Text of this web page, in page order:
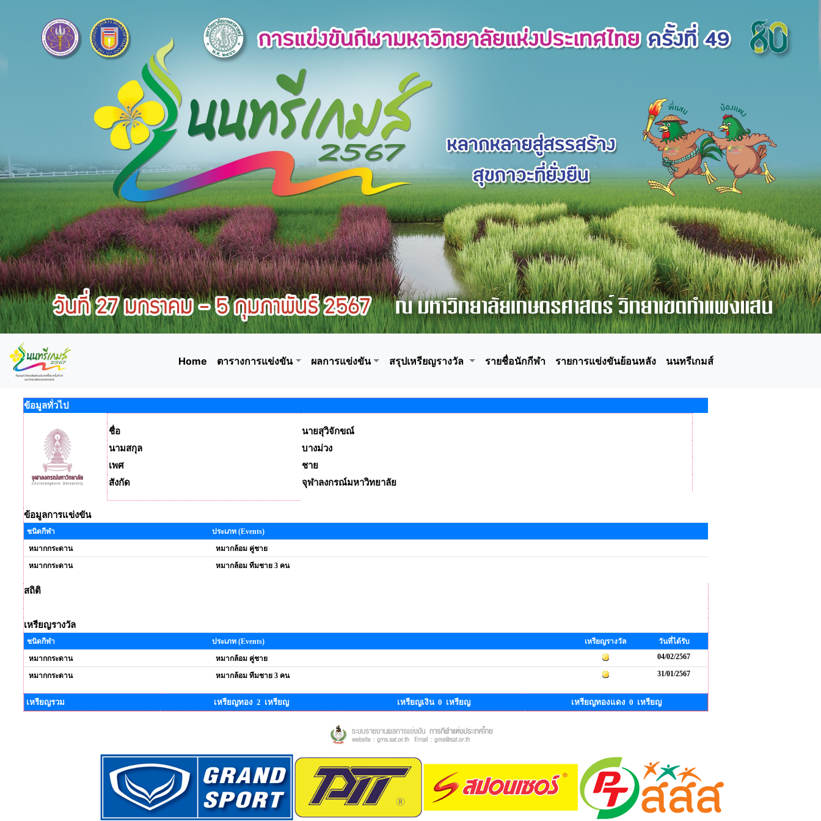
Home ตารางการแข่งขัน ผลการแข่งขัน สรุปเหรียญรางวัล รายชื่อนักกีฬา รายการแข่งขันย้อนหลัง นนทรีเกมส์
ข้อมูลทั่วไป
ชื่อ
นายสุวิจักขณ์
นามสกุล
บางม่วง
เพศ
ชาย
สังกัด
จุฬาลงกรณ์มหาวิทยาลัย
ข้อมูลการแข่งขัน
ชนิดกีฬา
ประเภท (Events)
หมากกระดาน
หมากล้อม คู่ชาย
หมากกระดาน
หมากล้อม ทีมชาย 3 คน
สถิติ
เหรียญรางวัล
ชนิดกีฬา ประเภท (Events) เหรียญรางวัล
วันที่ได้รับ
หมากกระดาน
หมากล้อม คู่ชาย 04/02/2567
หมากกระดาน หมากล้อม ทีมชาย 3 คน 31/01/2567
เหรียญรวม เหรียญทอง 2 เหรียญ เหรียญเงิน 0 เหรียญ เหรียญทองแดง 0 เหรียญ